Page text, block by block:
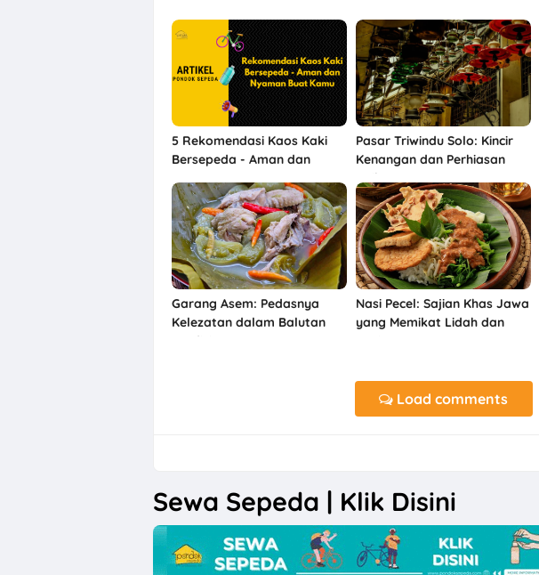
5 Rekomendasi Kaos Kaki
Bersepeda - Aman dan
Pasar Triwindu Solo: Kincir
Kenangan dan Perhiasan
Unik
Garang Asem: Pedasnya
Kelezatan dalam Balutan
Tradisi
Nasi Pecel: Sajian Khas Jawa
yang Memikat Lidah dan
Load comments
Sewa Sepeda | Klik Disini